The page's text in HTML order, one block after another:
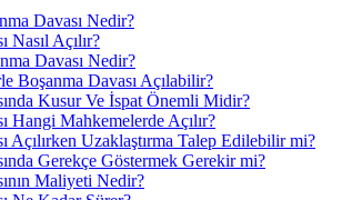
Davası Nedir?
Nasıl Açılır?
Davası Nedir?
Boşanma Davası Açılabilir?
Kusur Ve İspat Önemli Midir?
Hangi Mahkemelerde Açılır?
Açılırken Uzaklaştırma Talep Edilebilir mi?
Gerekçe Göstermek Gerekir mi?
Maliyeti Nedir?